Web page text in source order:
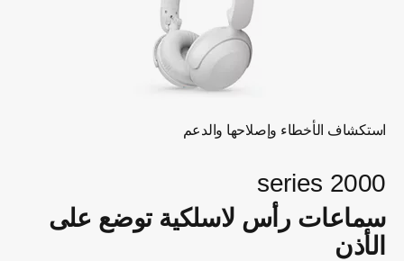
استكشاف الأخطاء وإصلاحها والدعم
2000 series
سماعات رأس لاسلكية توضع على
الأذن